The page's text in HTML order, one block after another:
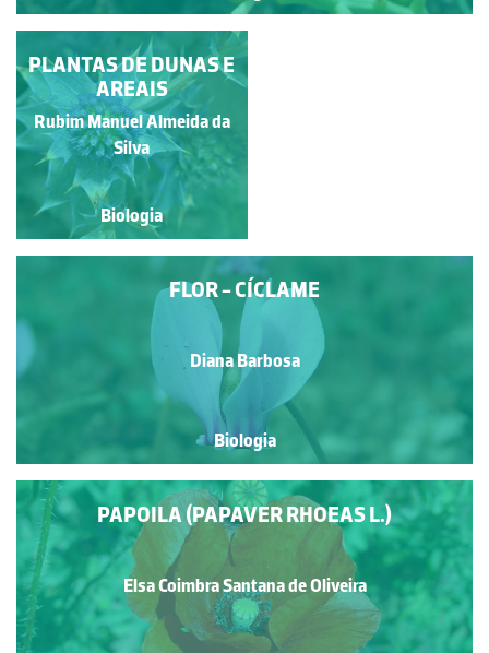
GOIVINHO-DA-PRAIA
Paulo Talhadas dos Santos
Biologia
FLOR - CÍCLAME
Diana Barbosa
Biologia
PAPOILA (PAPAVER RHOEAS L.)
Elsa Coimbra Santana de Oliveira
PLANTAS DE DUNAS E
AREAIS
Rubim Manuel Almeida da
Silva
Biologia